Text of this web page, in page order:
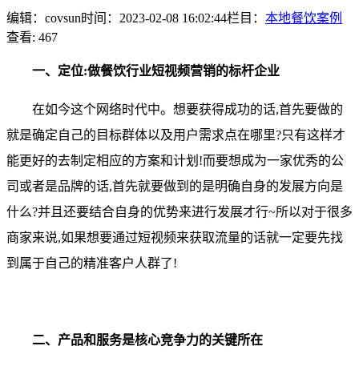
编辑：covsun时间：2023-02-08 16:02:44栏目： 本地餐饮案例
查看: 467
一、定位:做餐饮行业短视频营销的标杆企业
在如今这个网络时代中。想要获得成功的话,首先要做的
就是确定自己的目标群体以及用户需求点在哪里?只有这样才
能更好的去制定相应的方案和计划!而要想成为一家优秀的公
司或者是品牌的话,首先就要做到的是明确自身的发展方向是
什么?并且还要结合自身的优势来进行发展才行~所以对于很多
商家来说,如果想要通过短视频来获取流量的话就一定要先找
到属于自己的精准客户人群了!
二、产品和服务是核心竞争力的关键所在